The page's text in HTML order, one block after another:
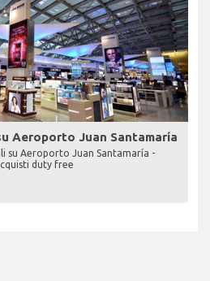
Aeroporto Juan Santamaría
su Aeroporto Juan Santamaría -
duty free